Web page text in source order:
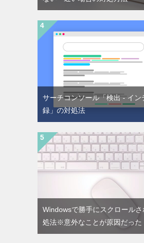
サーチコンソール「検出 - イン
録」の対処法
Windowsで勝手にスクロール
処法※意外なことが原因だった